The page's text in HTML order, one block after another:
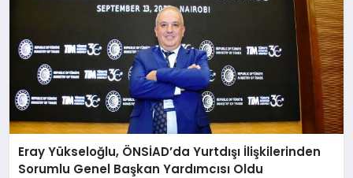
Eray Yükseloğlu, ÖNSİAD’da Yurtdışı İlişkilerinden
Sorumlu Genel Başkan Yardımcısı Oldu